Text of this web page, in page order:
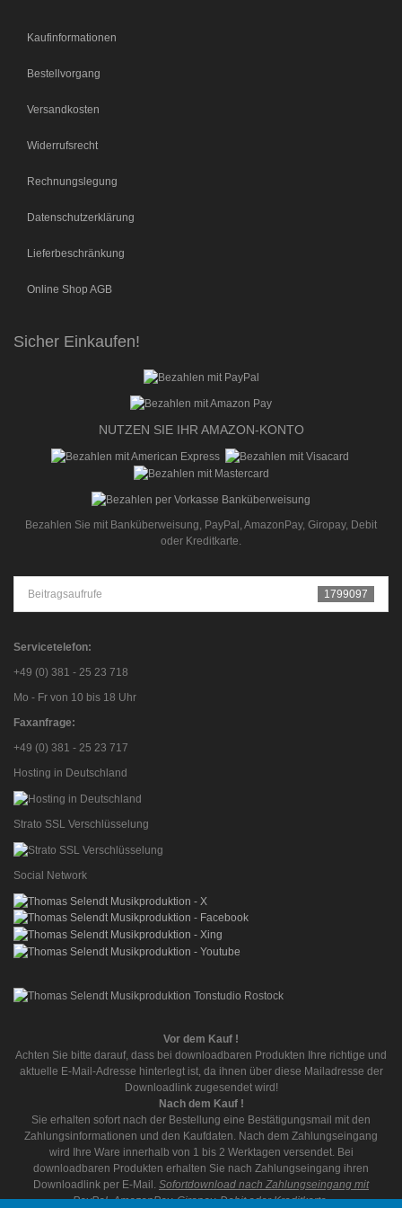
Kaufinformationen
Bestellvorgang
Versandkosten
Widerrufsrecht
Rechnungslegung
Datenschutzerklärung
Lieferbeschränkung
Online Shop AGB
Sicher Einkaufen!
NUTZEN SIE IHR AMAZON-KONTO
Bezahlen Sie mit Banküberweisung, PayPal, AmazonPay, Giropay, Debit
oder Kreditkarte.
Beitragsaufrufe 1799097
Servicetelefon:
+49 (0) 381 - 25 23 718
Mo - Fr von 10 bis 18 Uhr
Faxanfrage:
+49 (0) 381 - 25 23 717
Hosting in Deutschland
Strato SSL Verschlüsselung
Social Network
Vor dem Kauf !
Achten Sie bitte darauf, dass bei downloadbaren Produkten Ihre richtige und
aktuelle E-Mail-Adresse hinterlegt ist, da ihnen über diese Mailadresse der
Downloadlink zugesendet wird!
Nach dem Kauf !
Sie erhalten sofort nach der Bestellung eine Bestätigungsmail mit den
Zahlungsinformationen und den Kaufdaten. Nach dem Zahlungseingang
wird Ihre Ware innerhalb von 1 bis 2 Werktagen versendet. Bei
downloadbaren Produkten erhalten Sie nach Zahlungseingang ihren
Downloadlink per E-Mail. Sofortdownload nach Zahlungseingang mit
PayPal, AmazonPay, Giropay, Debit oder Kreditkarte.